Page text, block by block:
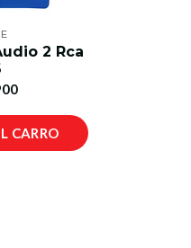
2 Rca
CARRO